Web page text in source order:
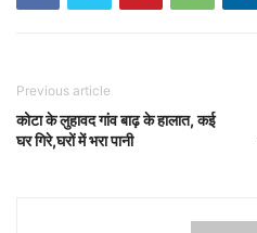
Previous article
कोटा के लुहावद गांव बाढ़ के हालात, कई
घर गिरे,घरों में भरा पानी